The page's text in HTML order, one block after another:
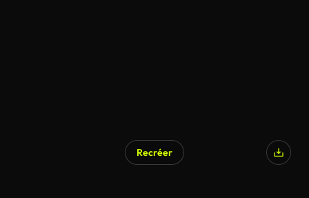
Recréer